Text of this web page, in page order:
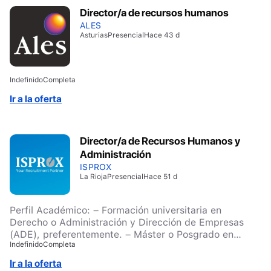
transmitiendo de forma efectiva los valores de la
compañía.
Director/a de recursos humanos
ALES
AsturiasPresencialHace 43 d
IndefinidoCompleta
Ir a la oferta
Director/a de Recursos Humanos y
Administración
ISPROX
La RiojaPresencialHace 51 d
Perfil Académico: – Formación universitaria en
Derecho o Administración y Dirección de Empresas
(ADE), preferentemente. – Máster o Posgrado en
Dirección de Recursos Humanos. – Formación
complementaria en finanzas y control de gestión.
IndefinidoCompleta
Ir a la oferta